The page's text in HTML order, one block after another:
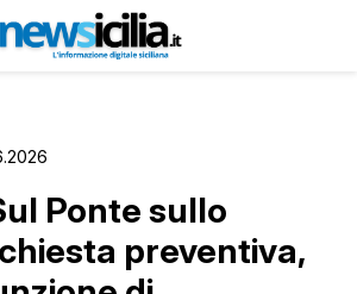
Ponte sullo
preventiva,